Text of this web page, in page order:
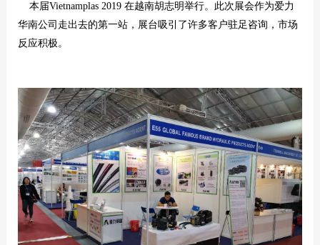
本届Vietnamplas 2019 在越南胡志明举行。此次展会作为爱力
华南公司走出去的第一站，展台吸引了许多客户驻足咨询，市场
反应积极。